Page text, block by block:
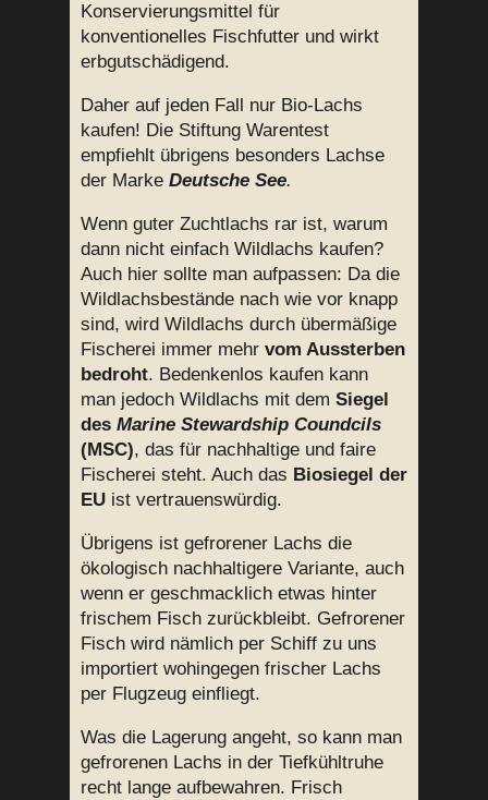
Konservierungsmittel für
konventionelles Fischfutter und wirkt
erbgutschädigend.
Daher auf jeden Fall nur Bio-Lachs
kaufen! Die Stiftung Warentest
empfiehlt übrigens besonders Lachse
der Marke Deutsche See.
Wenn guter Zuchtlachs rar ist, warum
dann nicht einfach Wildlachs kaufen?
Auch hier sollte man aufpassen: Da die
Wildlachsbestände nach wie vor knapp
sind, wird Wildlachs durch übermäßige
Fischerei immer mehr vom Aussterben
bedroht. Bedenkenlos kaufen kann
man jedoch Wildlachs mit dem Siegel
des Marine Stewardship Coundcils
(MSC), das für nachhaltige und faire
Fischerei steht. Auch das Biosiegel der
EU ist vertrauenswürdig.
Übrigens ist gefrorener Lachs die
ökologisch nachhaltigere Variante, auch
wenn er geschmacklich etwas hinter
frischem Fisch zurückbleibt. Gefrorener
Fisch wird nämlich per Schiff zu uns
importiert wohingegen frischer Lachs
per Flugzeug einfliegt.
Was die Lagerung angeht, so kann man
gefrorenen Lachs in der Tiefkühltruhe
recht lange aufbewahren. Frisch